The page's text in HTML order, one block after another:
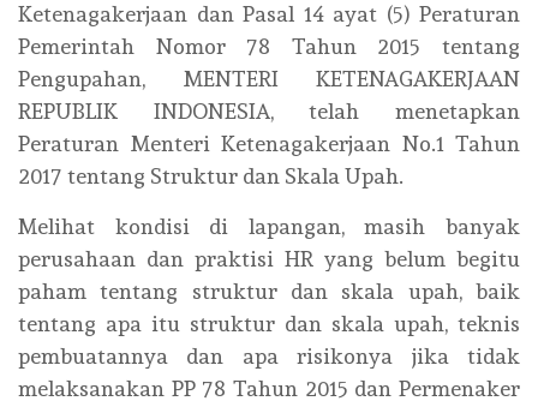
Ketenagakerjaan dan Pasal 14 ayat (5) Peraturan
Pemerintah Nomor 78 Tahun 2015 tentang
Pengupahan, MENTERI KETENAGAKERJAAN
REPUBLIK INDONESIA, telah menetapkan
Peraturan Menteri Ketenagakerjaan No.1 Tahun
2017 tentang Struktur dan Skala Upah.
Melihat kondisi di lapangan, masih banyak
perusahaan dan praktisi HR yang belum begitu
paham tentang struktur dan skala upah, baik
tentang apa itu struktur dan skala upah, teknis
pembuatannya dan apa risikonya jika tidak
melaksanakan PP 78 Tahun 2015 dan Permenaker